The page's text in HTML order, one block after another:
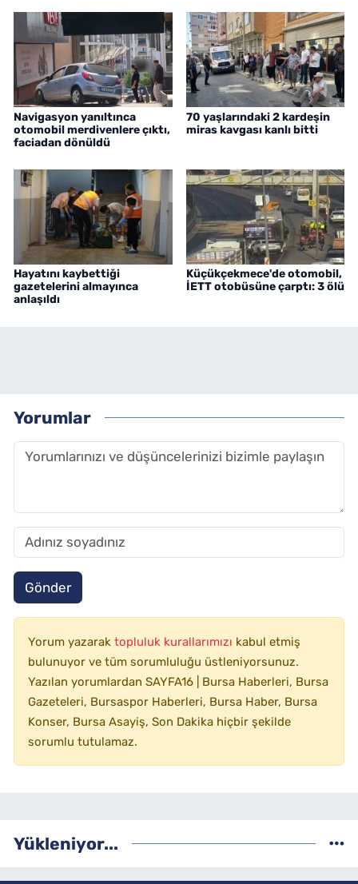
Navigasyon yanıltınca
otomobil merdivenlere çıktı,
faciadan dönüldü
70 yaşlarındaki 2 kardeşin
miras kavgası kanlı bitti
Hayatını kaybettiği
gazetelerini almayınca
anlaşıldı
Küçükçekmece'de otomobil,
İETT otobüsüne çarptı: 3 ölü
Yorumlar
Gönder
Yorum yazarak topluluk kurallarımızı kabul etmiş
bulunuyor ve tüm sorumluluğu üstleniyorsunuz.
Yazılan yorumlardan SAYFA16 | Bursa Haberleri, Bursa
Gazeteleri, Bursaspor Haberleri, Bursa Haber, Bursa
Konser, Bursa Asayiş, Son Dakika hiçbir şekilde
sorumlu tutulamaz.
Yükleniyor...